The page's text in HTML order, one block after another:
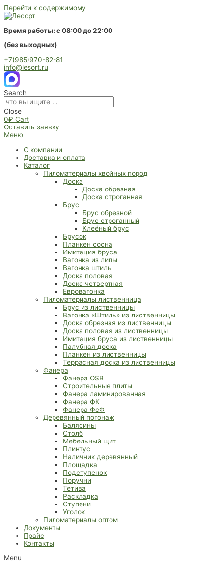
Перейти к содержимому
Время работы: с 08:00 до 22:00
(без выходных)
+7(985)970-82-81
info@lesort.ru
Search
Close
0₽ Cart
Оставить заявку
Меню
О компании
Доставка и оплата
Каталог
Пиломатериалы хвойных пород
Доска
Доска обрезная
Доска строганная
Брус
Брус обрезной
Брус строганный
Клеёный брус
Брусок
Планкен сосна
Имитация бруса
Вагонка из липы
Вагонка штиль
Доска половая
Доска четвертная
Евровагонка
Пиломатериалы лиственница
Брус из лиственницы
Вагонка «Штиль» из лиственницы
Доска обрезная из лиственницы
Доска половая из лиственницы
Имитация бруса из лиственницы
Палубная доска
Планкен из лиственницы
Террасная доска из лиственницы
Фанера
Фанера OSB
Строительные плиты
Фанера ламинированная
Фанера ФК
Фанера ФсФ
Деревянный погонаж
Балясины
Столб
Мебельный щит
Плинтус
Наличник деревянный
Площадка
Подступенок
Поручни
Тетива
Раскладка
Ступени
Уголок
Пиломатериалы оптом
Документы
Прайс
Контакты
Menu